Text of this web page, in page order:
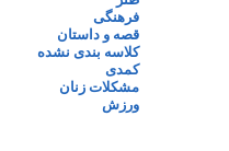
فرهنگی
قصه و داستان
کلاسه بندی نشده
کمدی
مشکلات زنان
ورزش